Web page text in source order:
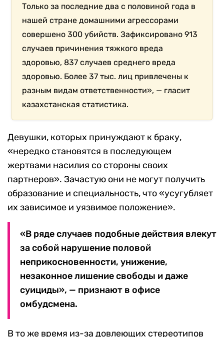
Только за последние два с половиной года в
нашей стране домашними агрессорами
совершено 300 убийств. Зафиксировано 913
случаев причинения тяжкого вреда
здоровью, 837 случаев среднего вреда
здоровью. Более 37 тыс. лиц привлечены к
разным видам ответственности», — гласит
казахстанская статистика.
Девушки, которых принуждают к браку,
«нередко становятся в последующем
жертвами насилия со стороны своих
партнеров». Зачастую они не могут получить
образование и специальность, что «усугубляет
их зависимое и уязвимое положение».
«В ряде случаев подобные действия влекут
за собой нарушение половой
неприкосновенности, унижение,
незаконное лишение свободы и даже
суициды», — признают в офисе
омбудсмена.
В то же время из-за довлеющих стереотипов